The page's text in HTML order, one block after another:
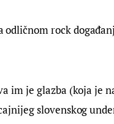
odličnom rock
im je glazba (koja je
slovenskog